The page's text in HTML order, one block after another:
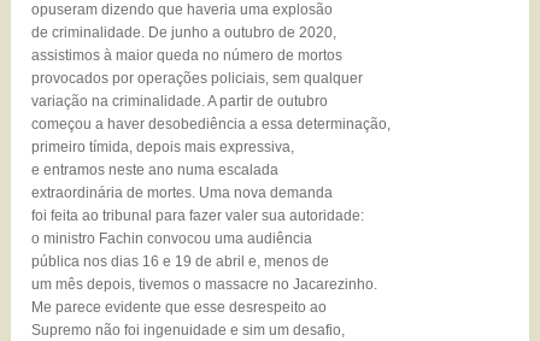
opuseram dizendo que haveria uma explosão
de criminalidade. De junho a outubro de 2020,
assistimos à maior queda no número de mortos
provocados por operações policiais, sem qualquer
variação na criminalidade. A partir de outubro
começou a haver desobediência a essa determinação,
primeiro tímida, depois mais expressiva,
e entramos neste ano numa escalada
extraordinária de mortes. Uma nova demanda
foi feita ao tribunal para fazer valer sua autoridade:
o ministro Fachin convocou uma audiência
pública nos dias 16 e 19 de abril e, menos de
um mês depois, tivemos o massacre no Jacarezinho.
Me parece evidente que esse desrespeito ao
Supremo não foi ingenuidade e sim um desafio,